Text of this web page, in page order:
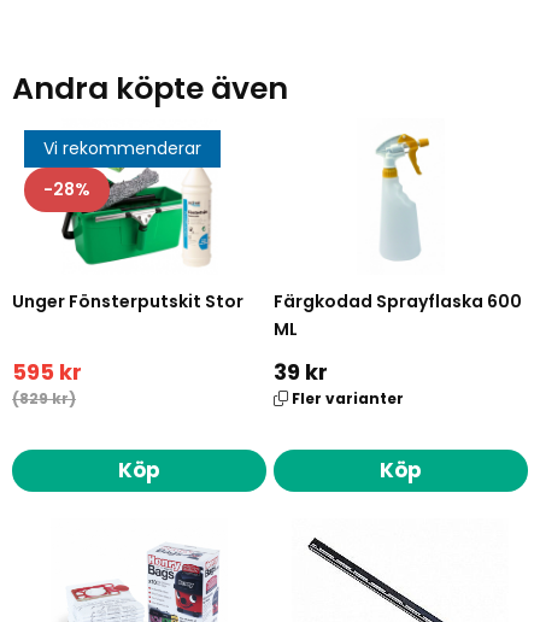
Andra köpte även
Vi rekommenderar
28
Unger Fönsterputskit Stor
595 kr
(829 kr)
Köp
Färgkodad Sprayflaska 600
ML
39 kr
Fler varianter
Köp